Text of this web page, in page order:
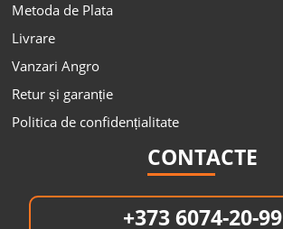
Metoda de Plata
Livrare
Vanzari Angro
Retur și garanție
Politica de confidențialitate
CONTACTE
+373 6074-20-99